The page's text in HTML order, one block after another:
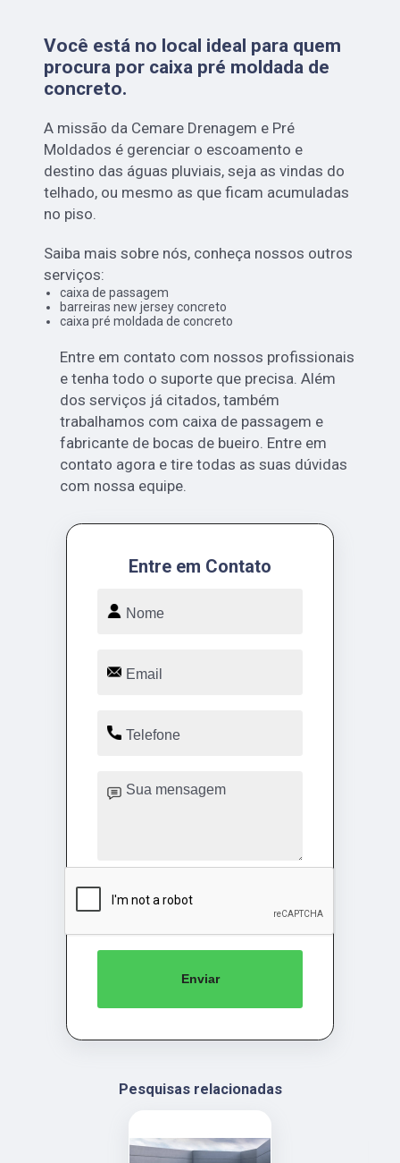
Você está no local ideal para quem
procura por caixa pré moldada de
concreto.
A missão da Cemare Drenagem e Pré
Moldados é gerenciar o escoamento e
destino das águas pluviais, seja as vindas do
telhado, ou mesmo as que ficam acumuladas
no piso.
Saiba mais sobre nós, conheça nossos outros
serviços:
caixa de passagem
barreiras new jersey concreto
caixa pré moldada de concreto
Entre em contato com nossos profissionais
e tenha todo o suporte que precisa. Além
dos serviços já citados, também
trabalhamos com caixa de passagem e
fabricante de bocas de bueiro. Entre em
contato agora e tire todas as suas dúvidas
com nossa equipe.
Entre em Contato
Enviar
Pesquisas relacionadas